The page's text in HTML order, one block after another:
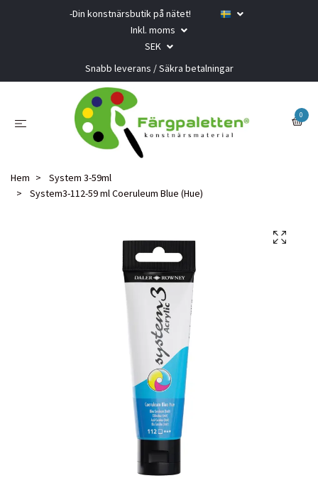
-Din konstnärsbutik på nätet!
Inkl. moms
SEK
Snabb leverans / Säkra betalningar
0
Hem
System 3-59ml
System3-112-59 ml Coeruleum Blue (Hue)